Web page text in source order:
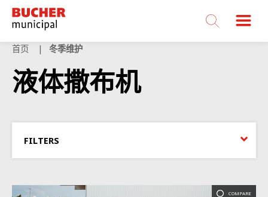
Bucher
Municipal
首页
冬季维护
液体撒布机
FILTERS
COMPARE